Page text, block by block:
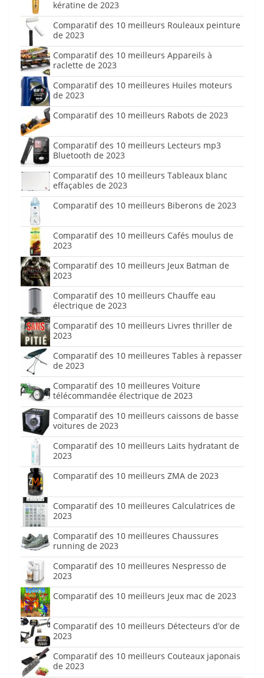
kératine de 2023
Comparatif des 10 meilleurs Rouleaux peinture
de 2023
Comparatif des 10 meilleurs Appareils à
raclette de 2023
Comparatif des 10 meilleures Huiles moteurs
de 2023
Comparatif des 10 meilleurs Rabots de 2023
Comparatif des 10 meilleurs Lecteurs mp3
Bluetooth de 2023
Comparatif des 10 meilleurs Tableaux blanc
effaçables de 2023
Comparatif des 10 meilleurs Biberons de 2023
Comparatif des 10 meilleurs Cafés moulus de
2023
Comparatif des 10 meilleurs Jeux Batman de
2023
Comparatif des 10 meilleurs Chauffe eau
électrique de 2023
Comparatif des 10 meilleurs Livres thriller de
2023
Comparatif des 10 meilleures Tables à repasser
de 2023
Comparatif des 10 meilleures Voiture
télécommandée électrique de 2023
Comparatif des 10 meilleurs caissons de basse
voitures de 2023
Comparatif des 10 meilleurs Laits hydratant de
2023
Comparatif des 10 meilleurs ZMA de 2023
Comparatif des 10 meilleures Calculatrices de
2023
Comparatif des 10 meilleures Chaussures
running de 2023
Comparatif des 10 meilleures Nespresso de
2023
Comparatif des 10 meilleurs Jeux mac de 2023
Comparatif des 10 meilleurs Détecteurs d’or de
2023
Comparatif des 10 meilleurs Couteaux japonais
de 2023